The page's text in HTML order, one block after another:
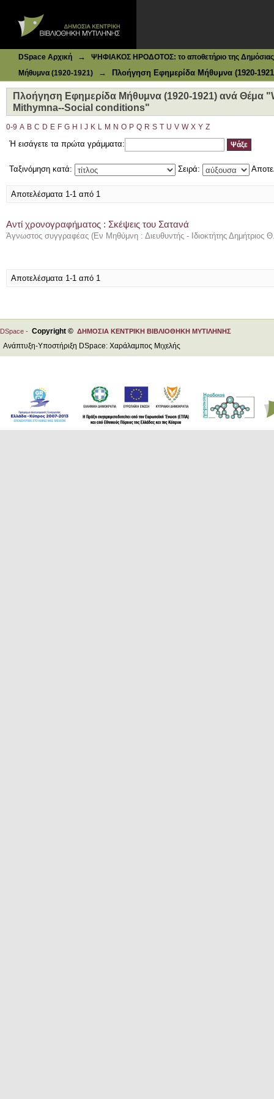
DSpace Αρχική →
ΨΗΦΙΑΚΟΣ ΗΡΟΔΟΤΟΣ: το αποθετήριο της Δημόσιας
Μήθυμνα (1920-1921)
→ Πλοήγηση Εφημερίδα Μήθυμνα (1920-
Πλοήγηση Εφημερίδα Μήθυμνα (1920-1921) ανά Θέμα
Mithymna--Social conditions"
0-9 A B C D E F G H J K L M N O P Q R S T U V W X Y Z
Ή εισάγετε τα πρώτα γράμματα:
Ταξινόμηση κατά: Σειρά:
Αποτελέσματα 1-1 από 1
Αντί χρονογραφήματος : Σκέψεις του Σατανά
Άγνωστος συγγραφέας (Εν Μηθύμνη : Διευθυντής - Ιδιοκτήτης Δημήτριος
Αποτελέσματα 1-1 από 1
DSpace - Copyright © ΔΗΜΟΣΙΑ ΚΕΝΤΡΙΚΗ ΒΙΒΛΙΟΘΗΚΗ ΜΥΤΙΛΗΝΗΣ
Ανάπτυξη-Υποστήριξη DSpace: Χαράλαμπος Μιχελής